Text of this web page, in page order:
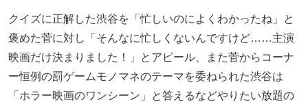
クイズに正解した渋谷を「忙しいのによくわかったね」と
褒めた菅に対し「そんなに忙しくないんですけど……主演
映画だけ決まりました！」とアピール、また菅からコーナ
ー恒例の罰ゲームモノマネのテーマを委ねられた渋谷は
「ホラー映画のワンシーン」と答えるなどやりたい放題の